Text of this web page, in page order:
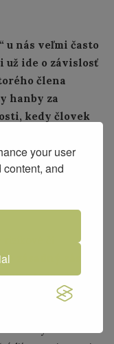
your user
and
u nás veľmi často
ide o závislosť
člena
hanby za
kedy človek
je prítomný
dochádzať aj
Čo by si
problémy
či
to zásadný zásah
teda už
až do
niekedy